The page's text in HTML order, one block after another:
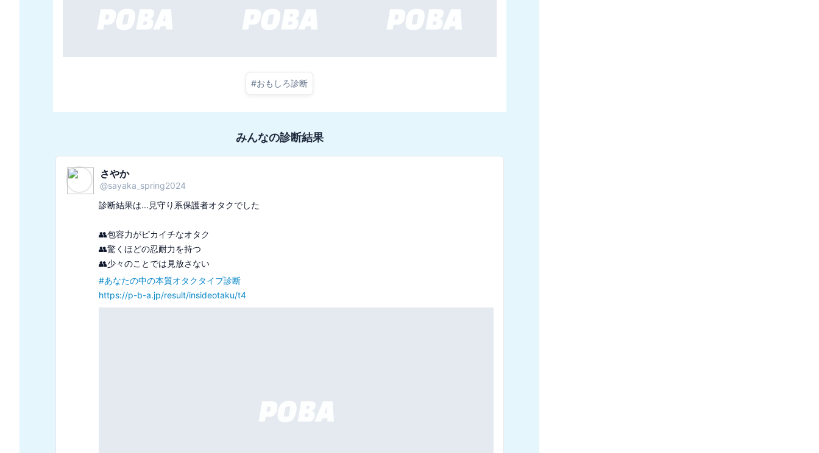
#おもしろ診断
みんなの診断結果
まさぴす
@
masa_pisu_idol
診断結果は...金色でした
・ファッションセンスがある
・芸能人みたいな雰囲気がある
あなたっぽい髪色診断
https://p-b-a.jp/result/hairclr/t7